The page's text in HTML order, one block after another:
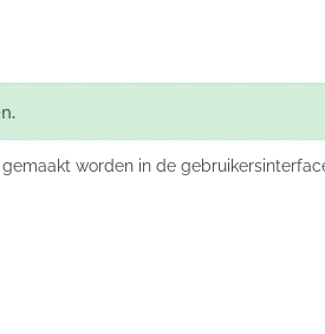
worden in de